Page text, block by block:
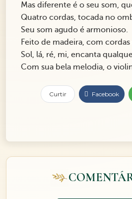
Mas diferente é o seu som,
Quatro cordas, tocada no
Seu som agudo é armonioso.
Feito de madeira, com cordas
Sol, lá, ré, mi, encanta
Com sua bela melodia, o
Curtir Facebook